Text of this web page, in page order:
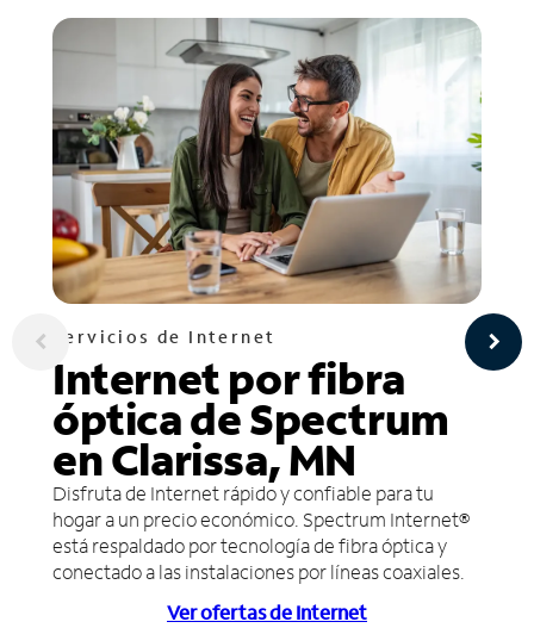
Servicios de Internet
Internet por fibra
óptica de Spectrum
en Clarissa, MN
Disfruta de Internet rápido y confiable para tu
hogar a un precio económico. Spectrum Internet®
está respaldado por tecnología de fibra óptica y
conectado a las instalaciones por líneas coaxiales.
Ver ofertas de Internet